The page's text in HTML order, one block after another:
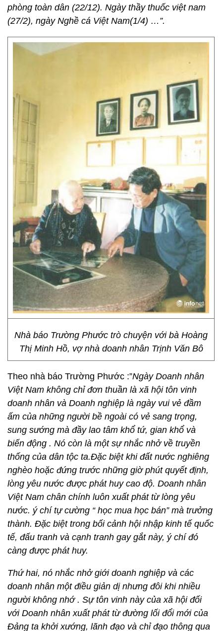
phòng toàn dân (22/12). Ngày thầy thuốc việt nam
(27/2), ngày Nghề cá Việt Nam(1/4) …”.
Nhà báo Trường Phước trò chuyện với bà Hoàng
Thị Minh Hồ, vợ nhà doanh nhân Trịnh Văn Bô
Theo nhà báo Trường Phước :”Ngày Doanh nhân
Việt Nam không chỉ đơn thuần là xã hội tôn vinh
doanh nhân và Doanh nghiệp là ngày vui vẻ đầm
ấm của những người bề ngoài có vẻ sang trọng,
sung sướng mà đầy lao tâm khổ tứ, gian khổ và
biến động . Nó còn là một sự nhắc nhở về truyền
thống của dân tộc ta.Đặc biệt khi đất nước nghiêng
nghèo hoặc đứng trước những giờ phút quyết định,
lòng yêu nước được phát huy cao độ. Doanh nhân
Việt Nam chân chính luôn xuất phát từ lòng yêu
nước. ý chí tự cường “ học mua học bán” mà trưởng
thành. Đặc biệt trong bối cảnh hội nhập kinh tế quốc
tế, đấu tranh và cạnh tranh gay gắt này, ý chí đó
càng được phát huy.
Thứ hai, nó nhắc nhở giới doanh nghiệp và các
doanh nhân một điều giản dị nhưng đôi khi nhiều
người không nhớ . Sự tôn vinh này của xã hội đối
với Doanh nhân xuất phát từ đường lối đổi mới của
Đảng ta khởi xướng, lãnh đạo và chỉ đạo thông qua